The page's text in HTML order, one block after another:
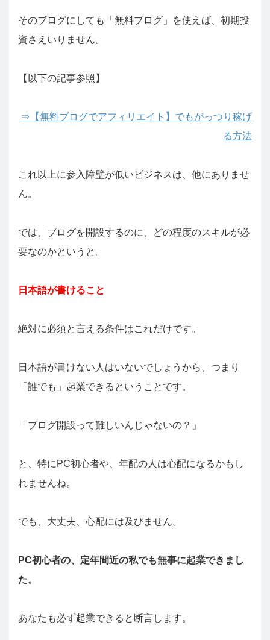
そのブログにしても「無料ブログ」を使えば、初期投
資さえいりません。
【以下の記事参照】
⇒【無料ブログでアフィリエイト】でもがっつり稼げ
る方法
これ以上に参入障壁が低いビジネスは、他にありませ
ん。
では、ブログを開設するのに、どの程度のスキルが必
要なのかというと。
日本語が書けること
絶対に必須と言える条件はこれだけです。
日本語が書けない人はいないでしょうから、つまり
「誰でも」起業できるということです。
「ブログ開設って難しいんじゃないの？」
と、特にPC初心者や、年配の人は心配になるかもし
れませんね。
でも、大丈夫、心配には及びません。
PC初心者の、定年間近の私でも無事に起業できまし
た。
あなたも必ず起業できると断言します。